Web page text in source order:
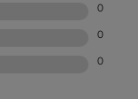
0
0
0